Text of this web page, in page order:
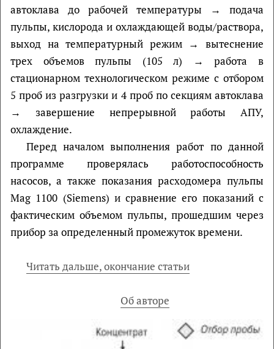
автоклава до рабочей температуры → подача
пульпы, кислорода и охлаждающей воды/раствора,
выход на температурный режим → вытеснение
трех объемов пульпы (105 л) → работа в
стационарном технологическом режиме с отбором
5 проб из разгрузки и 4 проб по секциям автоклава
→ завершение непрерывной работы АПУ,
охлаждение.
Перед началом выполнения работ по данной
программе проверялась работоспособность
насосов, а также показания расходомера пульпы
Mag 1100 (Siemens) и сравнение его показаний с
фактическим объемом пульпы, прошедшим через
прибор за определенный промежуток времени.
Читать дальше, окончание статьи
Об авторе